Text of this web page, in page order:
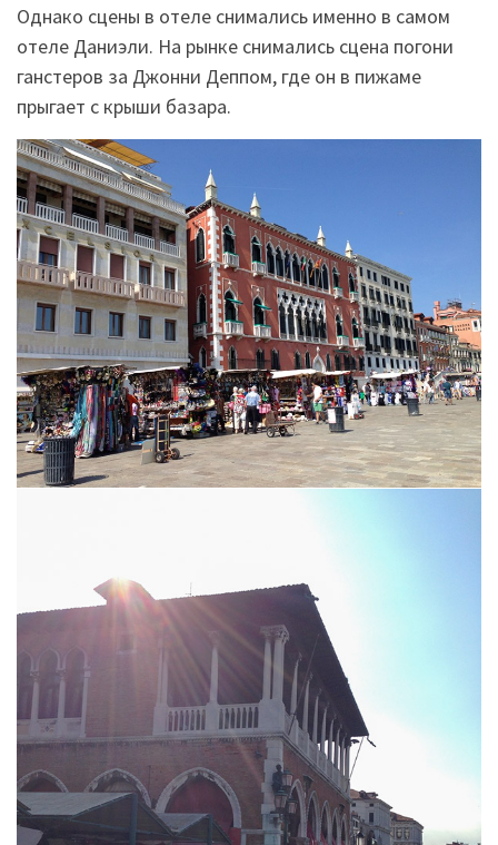
Однако сцены в отеле снимались именно в самом
отеле Даниэли. На рынке снимались сцена погони
ганстеров за Джонни Деппом, где он в пижаме
прыгает с крыши базара.